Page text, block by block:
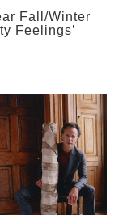
Fall/Winter
Feelings’